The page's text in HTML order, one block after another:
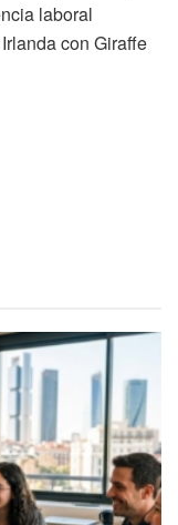
laboral
con Giraffe